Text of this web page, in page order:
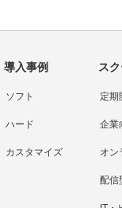
導入事例
ソフト
ハード
カスタマイズ
ス
定期
企業
オン
配信